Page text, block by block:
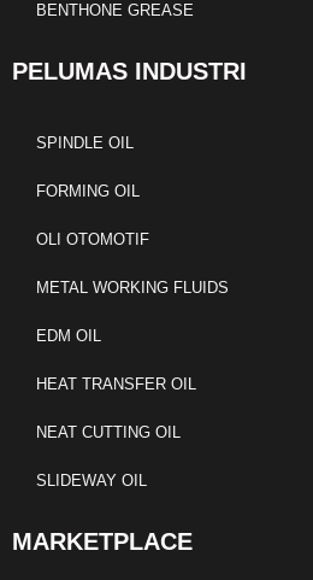
BENTHONE GREASE
PELUMAS INDUSTRI
SPINDLE OIL
FORMING OIL
OLI OTOMOTIF
METAL WORKING FLUIDS
EDM OIL
HEAT TRANSFER OIL
NEAT CUTTING OIL
SLIDEWAY OIL
MARKETPLACE